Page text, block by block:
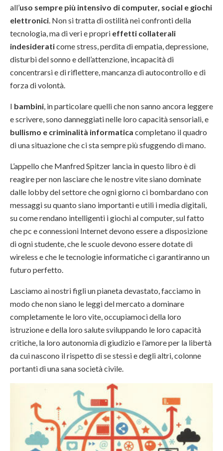
all’uso sempre più intensivo di computer, social e giochi
elettronici . Non si tratta di ostilità nei confronti della
tecnologia, ma di veri e propri effetti collaterali
indesideraticome stress, perdita di empatia, depressione,
disturbi del sonno e dell’attenzione, incapacità di
concentrarsi e di riflettere, mancanza di autocontrollo e di
forza di volontà.
I bambini , in particolare quelli che non sanno ancora leggere
e scrivere, sono danneggiati nelle loro capacità sensoriali, e
bullismo e criminalità informatica completano il quadro
di una situazione che ci sta sempre più sfuggendo di mano.
L’appello che Manfred Spitzer lancia in questo libro è di
reagire per non lasciare che le nostre vite siano dominate
dalle lobby del settore che ogni giorno ci bombardano con
messaggi su quanto siano importanti e utili i media digitali,
su come rendano intelligenti i giochi al computer, sul fatto
che pc e connessioni Internet devono essere a disposizione
di ogni studente, che le scuole devono essere dotate di
wireless e che le tecnologie informatiche ci garantiranno un
futuro perfetto.
Lasciamo ai nostri figli un pianeta devastato, facciamo in
modo che non siano le leggi del mercato a dominare
completamente le loro vite, occupiamoci della loro
istruzione e della loro salute sviluppando le loro capacità
critiche, la loro autonomia di giudizio e l’amore per la libertà
da cui nascono il rispetto di se stessi e degli altri, colonne
portanti di una sana società civile.